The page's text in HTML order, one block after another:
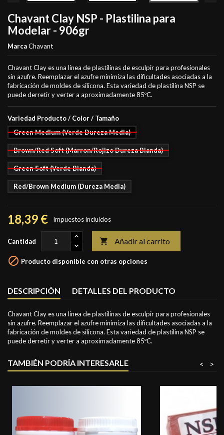
Chavant Clay NSP - Plastilina para
Modelar - 906gr
MarcaChavant
Chavant Clay es una línea de plastilinas de esculpir para profesionales
sin azufre. Reemplazar el azufre minimiza las dificultades asociadas a la
fabricación de moldes de silicona. Esta variedad de plastilina NSP se
puede derretir y verter a aproximadamente 85ºC.
Variedad Producto / Color / Tamaño
Green Medium (Verde Dureza Media)
Brown/Red Soft (Marron/Rojizo Dureza Blanda)
Green Soft (Verde Blanda)
Red/Brown Medium (Dureza Media)
18,39 € Impuestos incluidos
Cantidad  Añadir al carrito
 Producto disponible con otras opciones
DESCRIPCIÓN DETALLES DEL PRODUCTO
Chavant Clay es una línea de plastilinas de esculpir para profesionales
sin azufre. Reemplazar el azufre minimiza las dificultades asociadas a la
fabricación de moldes de silicona. Esta variedad de plastilina NSP se
puede derretir y verter a aproximadamente 85ºC.
TAMBIÉN PODRÍA INTERESARLE >
<